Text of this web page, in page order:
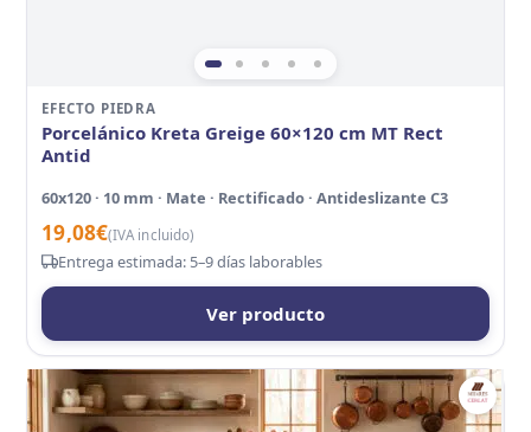
EFECTO PIEDRA
Porcelánico Kreta Greige 60×120 cm MT Rect
Antid
60x120 · 10 mm · Mate · Rectificado · Antideslizante C3
19,08€(IVA incluido)
Entrega estimada: 5–9 días laborables
Ver producto